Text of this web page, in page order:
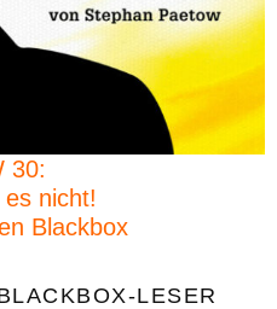
30:
nicht!
Blackbox
LESER